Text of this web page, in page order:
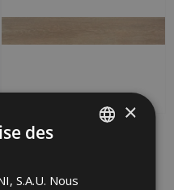
VANCOUVER ROBLE
ENGLISH
×
des
S.A.U. Nous